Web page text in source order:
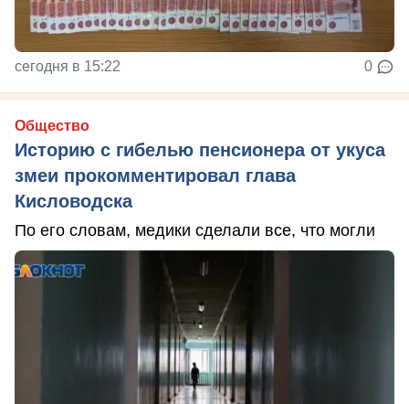
сегодня в 15:22 0
Общество
Историю с гибелью пенсионера от укуса
змеи прокомментировал глава
Кисловодска
По его словам, медики сделали все, что могли